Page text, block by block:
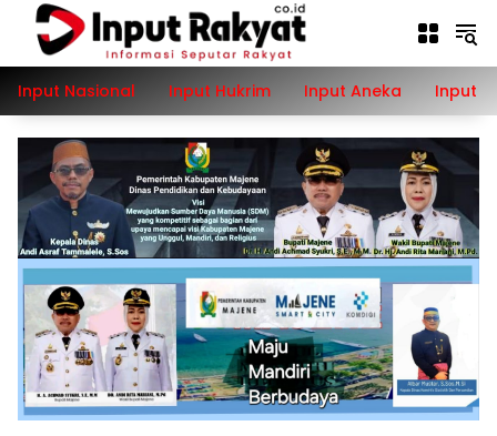
Langsung
konten
Input Nasional
Input Hukrim Input Aneka Input